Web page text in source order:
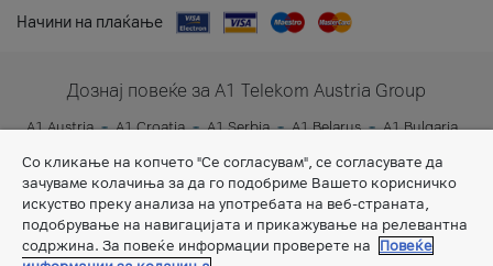
Начини на плаќање
Дознај повеќе за A1 Telekom Austria Group
A1 Austria A1 Croatia A1 Serbia A1 Belarus
A1 Bulgaria
Со кликање на копчето "Се согласувам", се согласувате да
зачуваме колачиња за да го подобриме Вашето корисничко
искуство преку анализа на употребата на веб-страната,
подобрување на навигацијата и прикажување на релевантна
содржина. За повеќе информации проверете на
Повеќе